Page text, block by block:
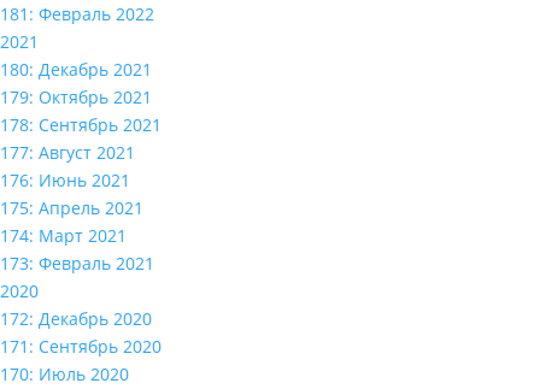
181: Февраль 2022
2021
180: Декабрь 2021
179: Октябрь 2021
178: Сентябрь 2021
177: Август 2021
176: Июнь 2021
175: Апрель 2021
174: Март 2021
173: Февраль 2021
2020
172: Декабрь 2020
171: Сентябрь 2020
170: Июль 2020